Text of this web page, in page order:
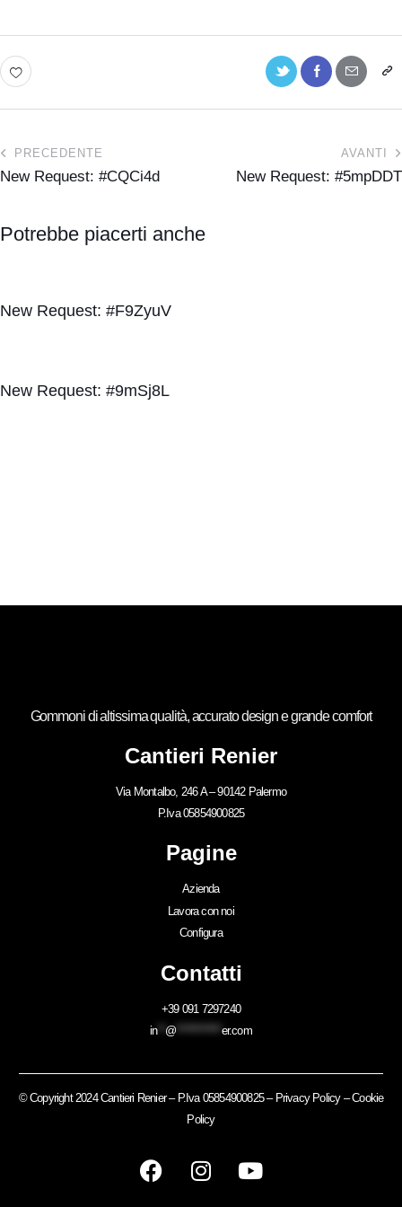
PRECEDENTE
New Request: #CQCi4d
AVANTI
New Request: #5mpDDT
Potrebbe piacerti anche
New Request: #F9ZyuV
New Request: #9mSj8L
Gommoni di altissima qualità, accurato design e grande comfort
Cantieri Renier
Via Montalbo, 246 A – 90142 Palermo
P.Iva 05854900825
Pagine
Azienda
Lavora con noi
Configura
Contatti
+39 091 7297240
in** @ er.com
© Copyright 2024 Cantieri Renier – P.Iva 05854900825 – Privacy Policy–Cookie
Policy